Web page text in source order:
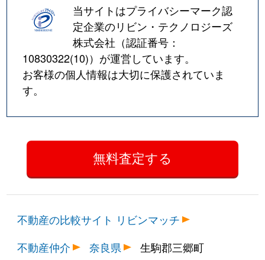
当サイトはプライバシーマーク認
定企業のリビン・テクノロジーズ
株式会社（認証番号：
10830322(10)）が運営しています。
お客様の個人情報は大切に保護されていま
す。
不動産の比較サイト リビンマッチ
不動産仲介
奈良県 生駒郡三郷町